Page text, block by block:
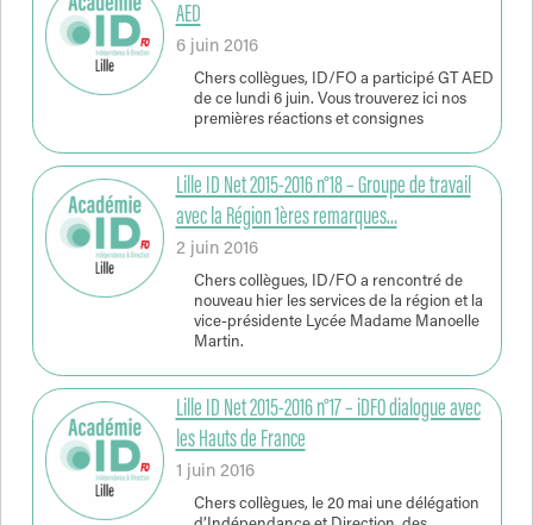
AED
6 juin 2016
Chers collègues, ID/FO a participé GT AED
de ce lundi 6 juin. Vous trouverez ici nos
premières réactions et consignes
Lille ID Net 2015-2016 n°18 – Groupe de travail
avec la Région 1ères remarques…
2 juin 2016
Chers collègues, ID/FO a rencontré de
nouveau hier les services de la région et la
vice-présidente Lycée Madame Manoelle
Martin.
Lille ID Net 2015-2016 n°17 – iDFO dialogue avec
les Hauts de France
1 juin 2016
Chers collègues, le 20 mai une délégation